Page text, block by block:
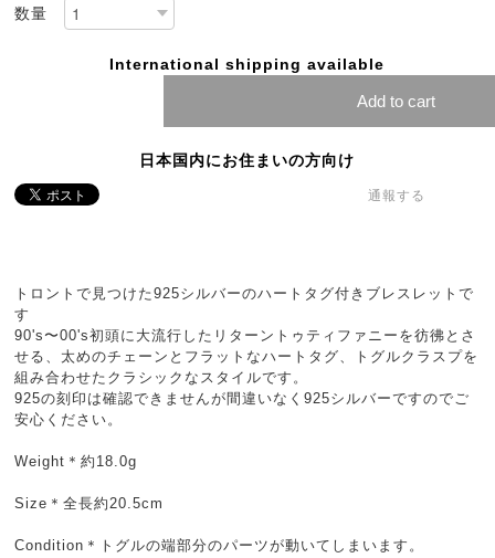
数量
International shipping available
Add to cart
日本国内にお住まいの方向け
通報する
トロントで見つけた925シルバーのハートタグ付きブレスレットで
す
90's〜00's初頭に大流行したリターントゥティファニーを彷彿とさ
せる、太めのチェーンとフラットなハートタグ、トグルクラスプを
組み合わせたクラシックなスタイルです。
925の刻印は確認できませんが間違いなく925シルバーですのでご
安心ください。
Weight＊約18.0g
Size＊全長約20.5cm
Condition＊トグルの端部分のパーツが動いてしまいます。